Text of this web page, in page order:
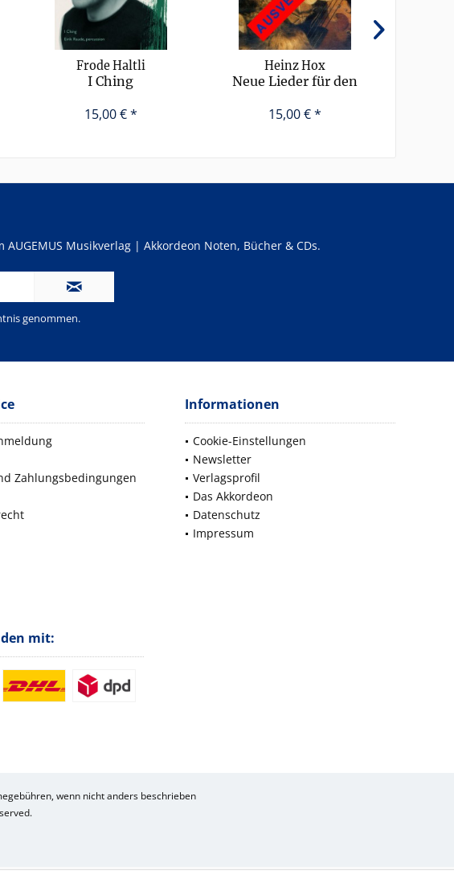
Frode Haltli
I Ching
15,00 € *
Heinz Hox
Neue Lieder für den
15,00 € *
Musikverlag | Akkordeon Noten, Bücher & CDs.
genommen.
Zahlungsbedingungen
Informationen
Cookie-Einstellungen
Newsletter
Verlagsprofil
Das Akkordeon
Datenschutz
Impressum
mit:
wenn nicht anders beschrieben